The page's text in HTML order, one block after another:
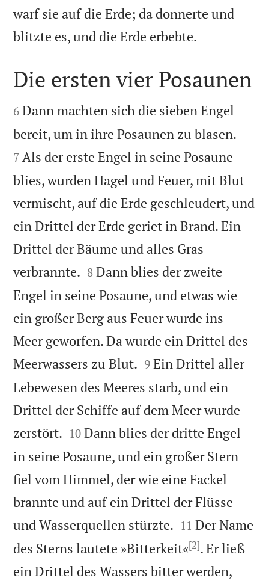
warf sie auf die Erde; da donnerte und
blitzte es, und die Erde erbebte.

Die ersten vier Posaunen

6 Dann machten sich die sieben Engel
bereit, um in ihre Posaunen zu blasen.
7 Als der erste Engel in seine Posaune
blies, wurden Hagel und Feuer, mit Blut
vermischt, auf die Erde geschleudert, und
ein Drittel der Erde geriet in Brand. Ein
Drittel der Bäume und alles Gras
verbrannte. 

8 Dann blies der zweite
Engel in seine Posaune, und etwas wie
ein großer Berg aus Feuer wurde ins
Meer geworfen. Da wurde ein Drittel des
Meerwassers zu Blut. 

9 Ein Drittel aller
Lebewesen des Meeres starb, und ein
Drittel der Schiffe auf dem Meer wurde
zerstört. 

10 Dann blies der dritte Engel
in seine Posaune, und ein großer Stern
fiel vom Himmel, der wie eine Fackel
brannte und auf ein Drittel der Flüsse
und Wasserquellen stürzte. 

11 Der Name
des Sterns lautete »Bitterkeit«[2]. Er ließ
ein Drittel des Wassers bitter werden,